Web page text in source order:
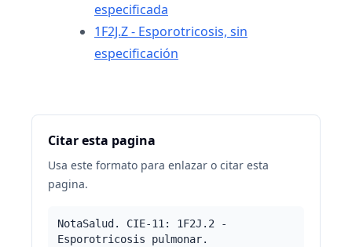
especificada
1F2J.Z - Esporotricosis, sin
especificación
Citar esta pagina
Usa este formato para enlazar o citar esta
pagina.
NotaSalud. CIE-11: 1F2J.2 -
Esporotricosis pulmonar.